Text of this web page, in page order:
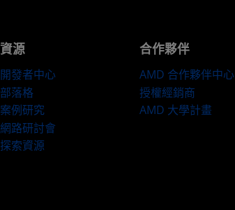
資源
開發者中心
部落格
案例研究
網路研討會
探索資源
合作夥伴
AMD 合作夥伴中心
授權經銷商
AMD 大學計畫